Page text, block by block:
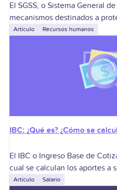
El SGSS, o Sistema General
mecanismos destinados a
situaciones relacionadas con
Artículo Recursos humanos
IBC: ¿Qué es? ¿Cómo se
El IBC o Ingreso Base de
cual se calculan los aportes a
laborales y otras obligaciones
Artículo Salario